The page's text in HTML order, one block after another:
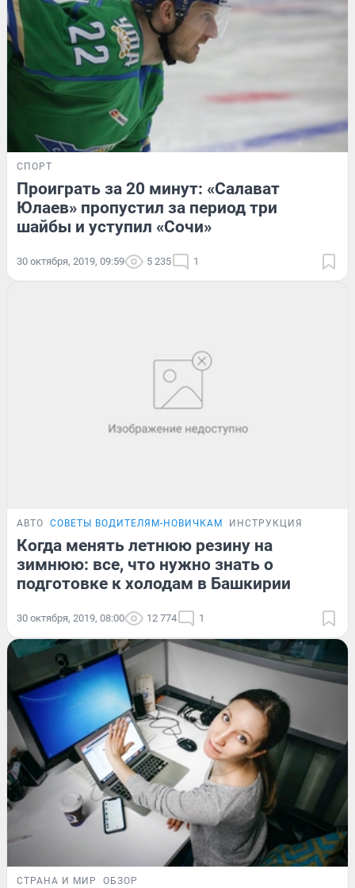
СПОРТ
Проиграть за 20 минут: «Салават
Юлаев» пропустил за период три
шайбы и уступил «Сочи»
30 октября, 2019, 09:59 5 235 1
АВТО СОВЕТЫ ВОДИТЕЛЯМ-НОВИЧКАМ ИНСТРУКЦИЯ
Когда менять летнюю резину на
зимнюю: все, что нужно знать о
подготовке к холодам в Башкирии
30 октября, 2019, 08:00 12 774 1
СТРАНА И МИР ОБЗОР